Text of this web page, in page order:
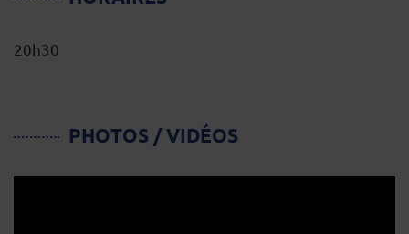
20h30
PHOTOS / VIDÉOS